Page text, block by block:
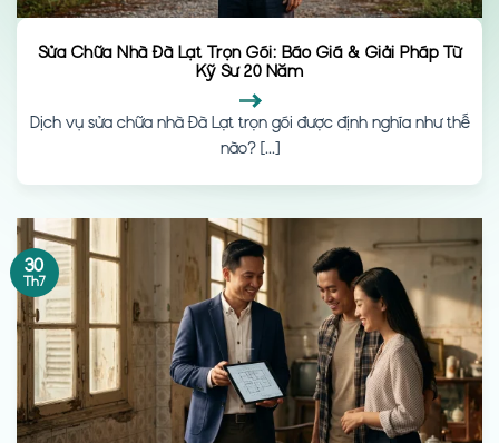
Sửa Chữa Nhà Đà Lạt Trọn Gói: Báo Giá & Giải Pháp Từ
Kỹ Sư 20 Năm
Dịch vụ sửa chữa nhà Đà Lạt trọn gói được định nghĩa như thế
nào? [...]
30
Th7